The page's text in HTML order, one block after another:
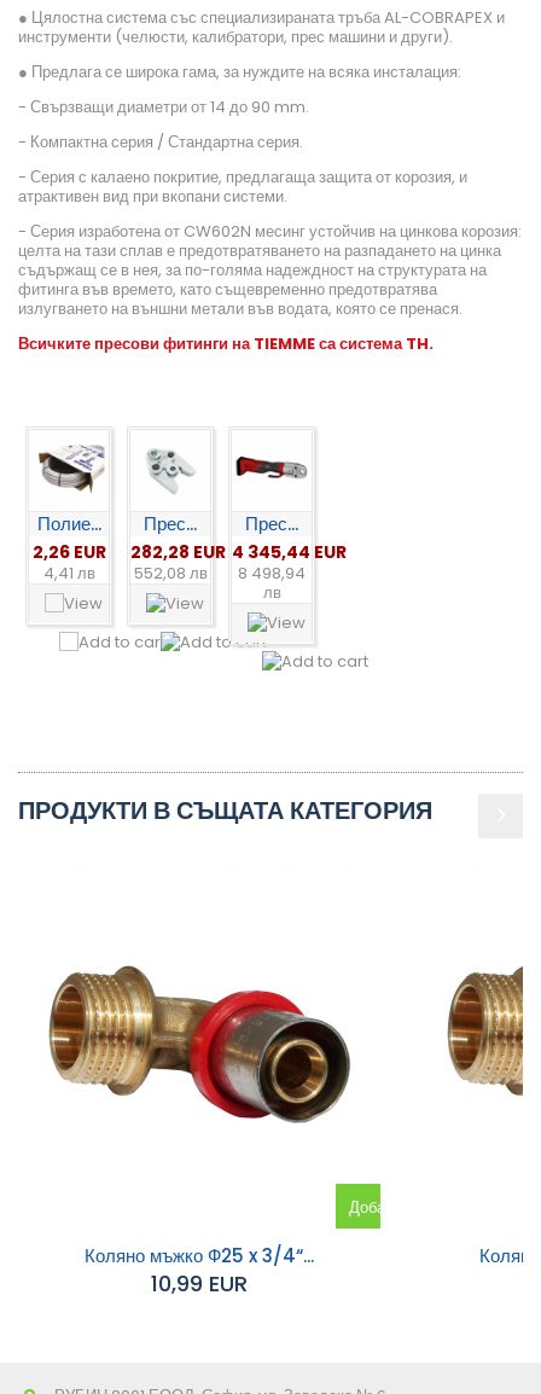
● Цялостна система със специализираната тръба AL-COBRAPEX и
инструменти (челюсти, калибратори, прес машини и други).
● Предлага се широка гама, за нуждите на всяка инсталация:
- Свързващи диаметри от 14 до 90 mm.
- Компактна серия / Стандартна серия.
- Серия с калаено покритие, предлагаща защита от корозия, и
атрактивен вид при вкопани системи.
- Серия изработена от CW602N месинг устойчив на цинкова корозия:
целта на тази сплав е предотвратяването на разпадането на цинка
съдържащ се в нея, за по-голяма надеждност на структурата на
фитинга във времето, като същевременно предотвратява
излугването на външни метали във водата, която се пренася.
Всичките пресови фитинги на TIEMMEса система TH.
Полие...
2,26 EUR
4,41 лв
Прес...
282,28 EUR
552,08 лв
Прес...
4 345,44 EUR
8 498,94
лв
ПРОДУКТИ В СЪЩАТА КАТЕГОРИЯ
Добавяне
Коляно мъжко Ф25 x 3/4“...
10,99 EUR